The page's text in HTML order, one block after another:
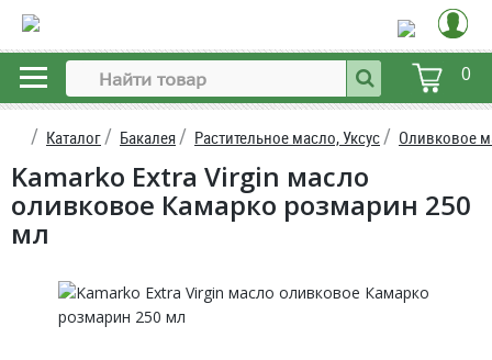
0
Каталог Бакалея Растительное масло, Уксус Оливковое
Kamarko Extra Virgin масло
оливковое Камарко розмарин 250
мл